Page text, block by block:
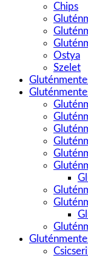
Chips
Ostya
Szelet